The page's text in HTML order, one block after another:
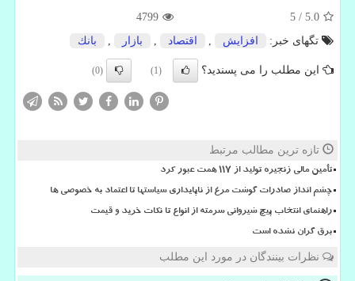
5.0
/
5
4799
تگهای خبر:
افزایش اقتصاد بازار بانك
این مطلب را می پسندید؟ (1)
(0)
تازه ترین مطالب مرتبط
تأمین مالی زنجیره تولید از ۱۱۷ همت عبور کرد
چشم انداز صادرات گوشت مرغ از ناپایداری سیاستها تا اعتماد به خصوصی ها
راهنمای انتخاب پیچ شیروانی سرمته از انواع تا نکات خرید و قیمت
برق گران نشده است
نظرات بینندگان در مورد این مطلب